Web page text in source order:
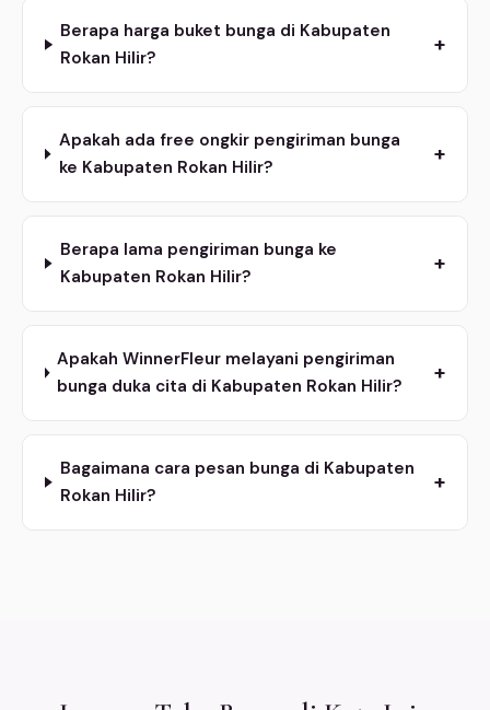
Berapa harga buket bunga di Kabupaten
Rokan Hilir?
+
Apakah ada free ongkir pengiriman bunga
ke Kabupaten Rokan Hilir?
+
Berapa lama pengiriman bunga ke
Kabupaten Rokan Hilir?
+
Apakah WinnerFleur melayani pengiriman
bunga duka cita di Kabupaten Rokan Hilir?
+
Bagaimana cara pesan bunga di Kabupaten
Rokan Hilir?
+